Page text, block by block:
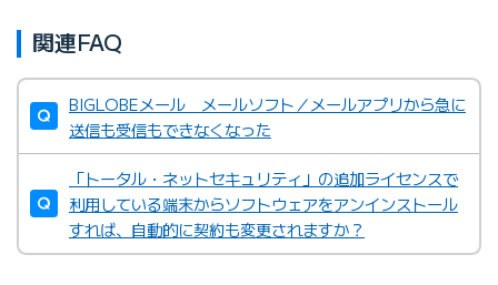
関連FAQ
BIGLOBEメール メールソフト／メールアプリから急に
送信も受信もできなくなった
「トータル・ネットセキュリティ」の追加ライセンスで
利用している端末からソフトウェアをアンインストール
すれば、自動的に契約も変更されますか？